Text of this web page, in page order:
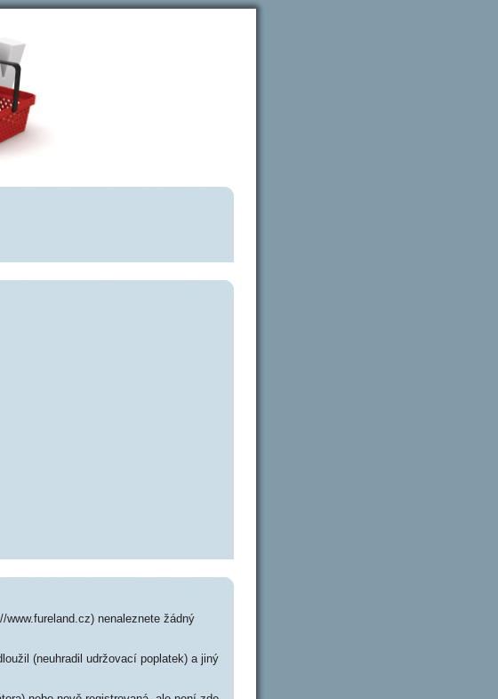
www.fureland.cz) nenaleznete žádný
(neuhradil udržovací poplatek) a jiný